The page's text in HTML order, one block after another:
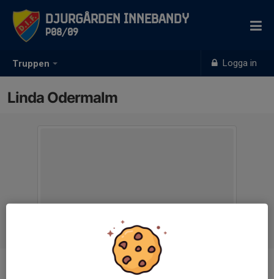
Truppen Logga in
Djurgården Innebandy
P08/09
Linda Odermalm
Materialförvaltare